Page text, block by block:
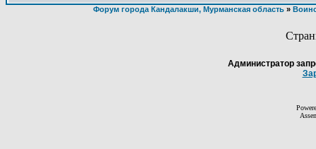
Форум города Кандалакши, Мурманская область»
Администратор